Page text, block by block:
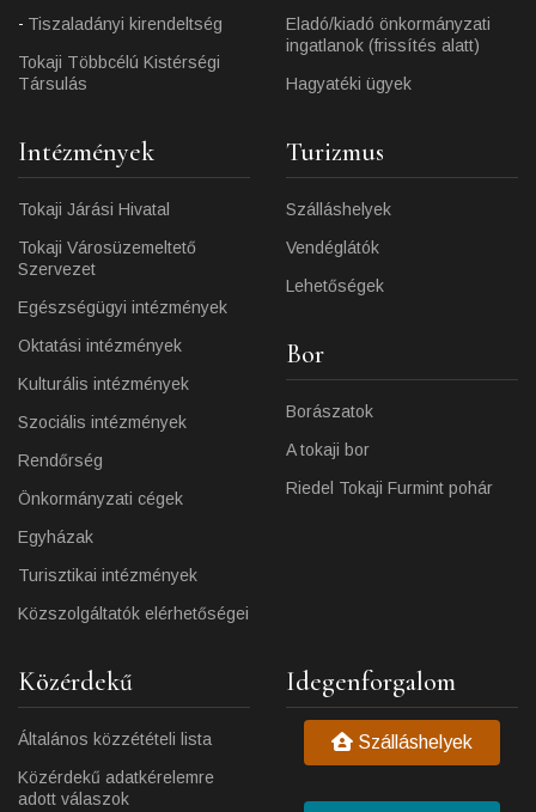
Tiszaladányi kirendeltség
Tokaji Többcélú Kistérségi
Társulás
Eladó/kiadó önkormányzati
ingatlanok (frissítés alatt)
Hagyatéki ügyek
Intézmények
Tokaji Járási Hivatal
Tokaji Városüzemeltető
Szervezet
Egészségügyi intézmények
Oktatási intézmények
Kulturális intézmények
Szociális intézmények
Rendőrség
Önkormányzati cégek
Egyházak
Turisztikai intézmények
Közszolgáltatók elérhetőségei
Turizmus
Szálláshelyek
Vendéglátók
Lehetőségek
Bor
Borászatok
A tokaji bor
Riedel Tokaji Furmint pohár
Közérdekű
Általános közzétételi lista
Közérdekű adatkérelemre
adott válaszok
Idegenforgalom
Szálláshelyek